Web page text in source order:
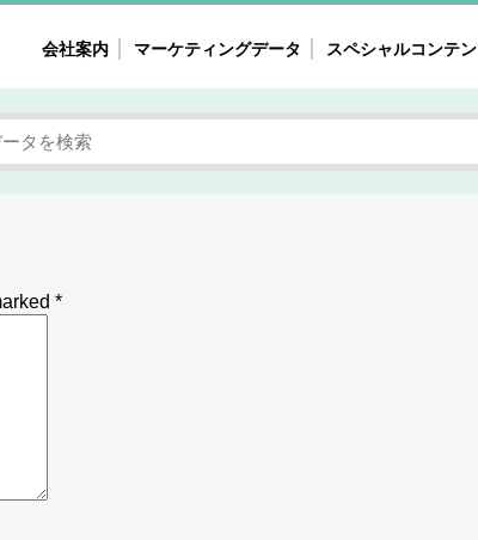
会社案内 マーケティングデータ スペシャルコンテ
女性の気持ちと消費がリアルに見える
自主調査レポート
*